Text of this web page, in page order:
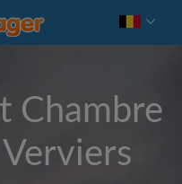
Chambre
Verviers